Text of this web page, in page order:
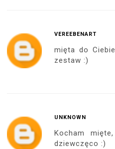
VEREEBENART
mięta do
zestaw :)
UNKNOWN
Kocham
dziewczęco :)